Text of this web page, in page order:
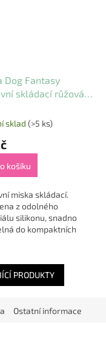
Dog Fantasy
skládací růžová
sklad (>5 ks)
košíku
miska skládací.
z odolného
silikonu, snadno
do kompaktních
snadno se...
PRODUKTY
Ostatní informace